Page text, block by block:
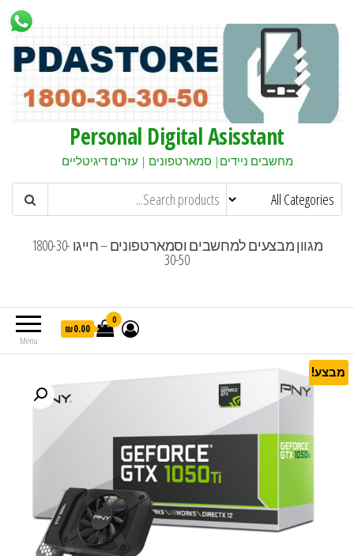
Personal Digital Asisstant
מחשבים ניידים| סמארטפונים | עזרים דיגיטליים
מגוון מבצעים למחשבים וסמארטפונים – חייגו 1800-30-
30-50
Menu
0
₪0.00
מבצע!